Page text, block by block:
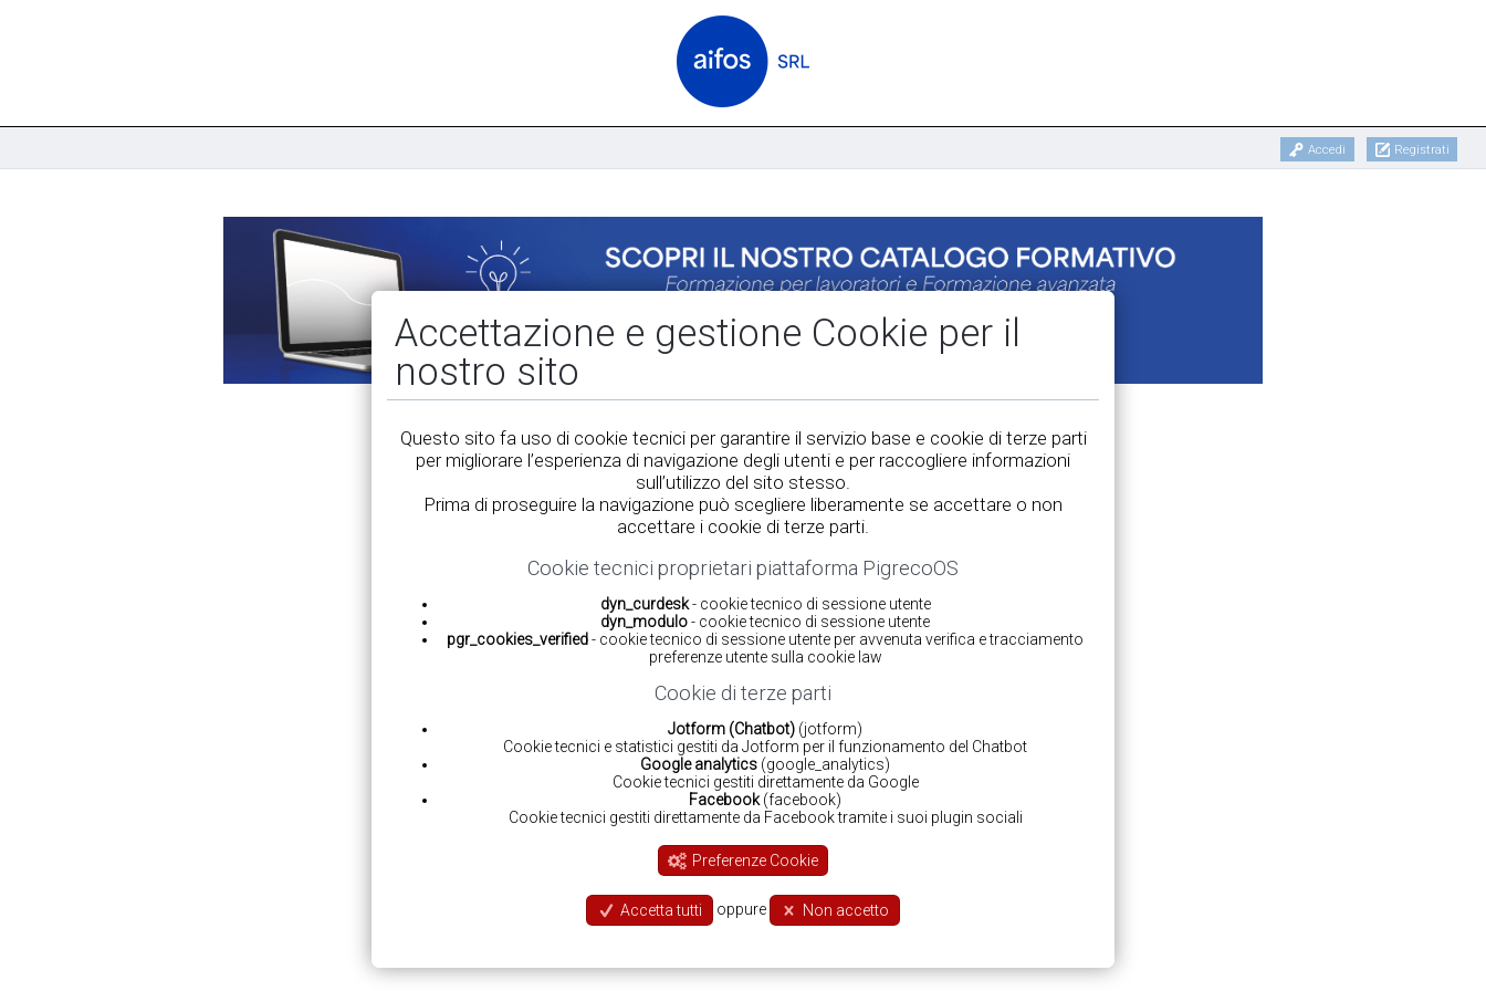
Accedi Registrati
Accettazione e gestione Cookie per il
nostro sito
Questo sito fa uso di cookie tecnici per garantire il servizio base e cookie di terze parti
per migliorare l’esperienza di navigazione degli utenti e per raccogliere informazioni
sull’utilizzo del sito stesso.
Prima di proseguire la navigazione può scegliere liberamente se accettare o non
accettare i cookie di terze parti.
Cookie tecnici proprietari piattaforma PigrecoOS
dyn_curdesk- cookie tecnico di sessione utente
dyn_modulo- cookie tecnico di sessione utente
pgr_cookies_verified- cookie tecnico di sessione utente per avvenuta verifica e tracciamento
preferenze utente sulla cookie law
Cookie di terze parti
Jotform (Chatbot) (jotform)
Cookie tecnici e statistici gestiti da Jotform per il funzionamento del Chatbot
Google analytics (google_analytics)
Cookie tecnici gestiti direttamente da Google
Facebook(facebook)
Cookie tecnici gestiti direttamente da Facebook tramite i suoi plugin sociali
Preferenze Cookie
Accetta tutti oppure Non accetto